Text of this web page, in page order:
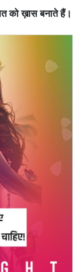
को ख़ास बनाते हैं।